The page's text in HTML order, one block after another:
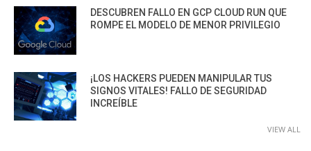
DESCUBREN FALLO EN GCP CLOUD RUN QUE
ROMPE EL MODELO DE MENOR PRIVILEGIO
¡LOS HACKERS PUEDEN MANIPULAR TUS
SIGNOS VITALES! FALLO DE SEGURIDAD
INCREÍBLE
VIEW ALL